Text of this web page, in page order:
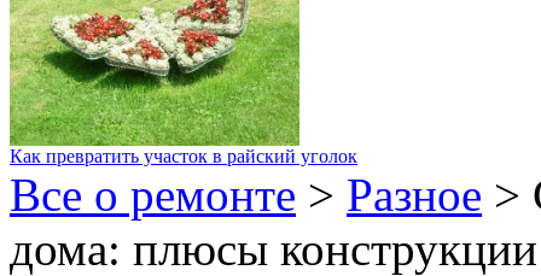
Как превратить участок в райский уголок
Все о ремонте > Разное >
дома: плюсы